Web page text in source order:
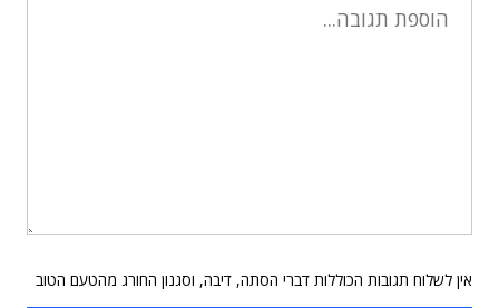
אין לשלוח תגובות הכוללות דברי הסתה, דיבה, וסגנון החורג מהטעם הטוב